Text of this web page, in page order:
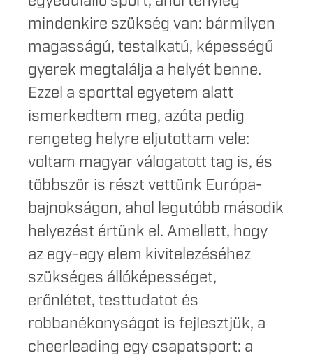
mindenkire szükség van: bármilyen
magasságú, testalkatú, képességű
gyerek megtalálja a helyét benne.
Ezzel a sporttal egyetem alatt
ismerkedtem meg, azóta pedig
rengeteg helyre eljutottam vele:
voltam magyar válogatott tag is, és
többször is részt vettünk Európa-
bajnokságon, ahol legutóbb második
helyezést értünk el. Amellett, hogy
az egy-egy elem kivitelezéséhez
szükséges állóképességet,
erőnlétet, testtudatot és
robbanékonyságot is fejlesztjük, a
cheerleading egy csapatsport: a